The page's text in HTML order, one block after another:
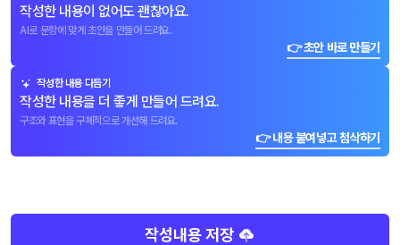
작성한 내용이 없어도 괜찮아요.
AI로 문항에 맞게 초안을 만들어 드려요.
👉 초안 바로 만들기
작성한 내용 다듬기
작성한 내용을 더 좋게 만들어 드려요.
구조와 표현을 구체적으로 개선해 드려요.
👉 내용 붙여넣고 첨삭하기
작성내용 저장